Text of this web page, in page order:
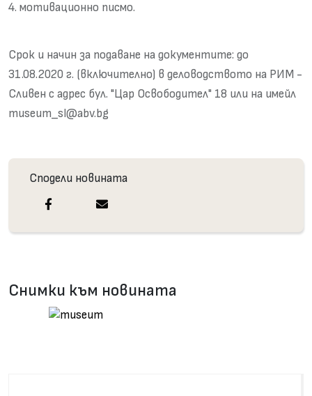
4. мотивационно писмо.
Срок и начин за подаване на документите: до
31.08.2020 г. (включително) в деловодството на РИМ -
Сливен с адрес бул. "Цар Освободител" 18 или на имейл
museum_sl@abv.bg
Сподели новината
Снимки към новината